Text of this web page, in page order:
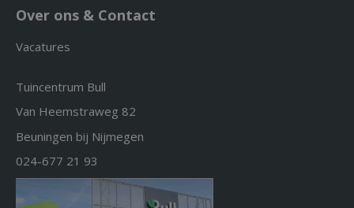
Over ons & Contact
Vacatures
Tuincentrum Bull
Van Heemstraweg 82
Beuningen bij Nijmegen
024-677 21 93